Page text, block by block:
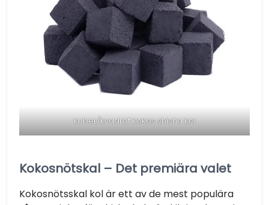
kuber/kvadrat kokos shisha kol
Kokosnötskal – Det premiära valet
Kokosnötsskal kol är ett av de mest populära